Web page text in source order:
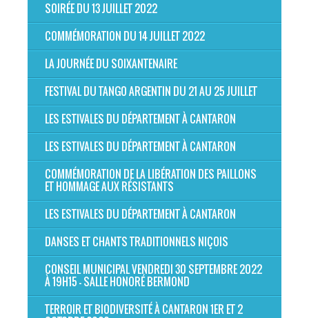
SOIRÉE DU 13 JUILLET 2022
COMMÉMORATION DU 14 JUILLET 2022
LA JOURNÉE DU SOIXANTENAIRE
FESTIVAL DU TANGO ARGENTIN DU 21 AU 25 JUILLET
LES ESTIVALES DU DÉPARTEMENT À CANTARON
LES ESTIVALES DU DÉPARTEMENT À CANTARON
COMMÉMORATION DE LA LIBÉRATION DES PAILLONS
ET HOMMAGE AUX RÉSISTANTS
LES ESTIVALES DU DÉPARTEMENT À CANTARON
DANSES ET CHANTS TRADITIONNELS NIÇOIS
CONSEIL MUNICIPAL VENDREDI 30 SEPTEMBRE 2022
À 19H15 - SALLE HONORÉ BERMOND
TERROIR ET BIODIVERSITÉ À CANTARON 1ER ET 2